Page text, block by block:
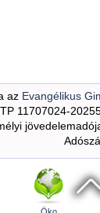
az Evangélikus
11707024-